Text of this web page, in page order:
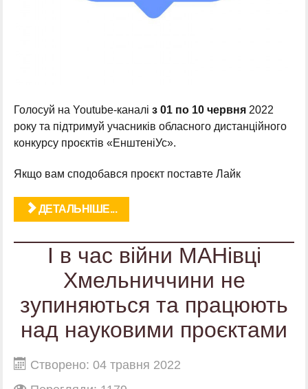
Голосуй на Youtube-каналі з 01 по 10 червня 2022
року та підтримуй учасників обласного дистанційного
конкурсу проєктів «ЕнштеніУс».
Якщо вам сподобався проєкт поставте Лайк
ДЕТАЛЬНІШЕ...
І в час війни МАНівці
Хмельниччини не
зупиняються та працюють
над науковими проєктами
Створено: 04 травня 2022